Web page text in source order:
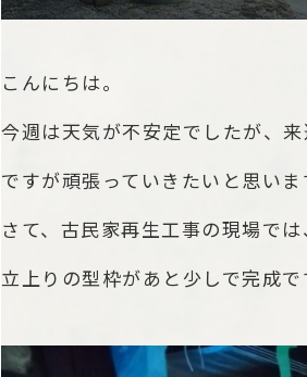
こんにちは。
今週は天気が不安定でしたが、
ですが頑張っていきたいと思い
さて、古民家再生工事の現場で
立上りの型枠があと少しで完成で